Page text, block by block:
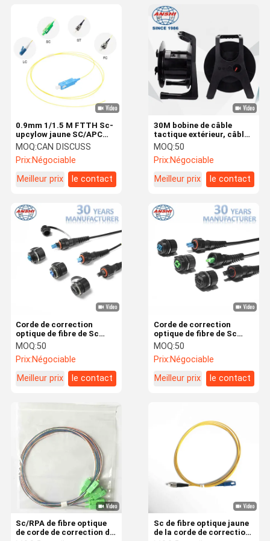
Accueil Produits
Nous
30M bobine de câble
tactique extérieur, câble
Ethernet UTP/FTP scellé
CMP et câble de patch de
fibre blindé FC, Cat5e
Cat6 Cat7, bobine de
câble en plastique pour le
câblage réseau
MOQ:50
Prix:Négociable
Meilleur prix
le contact
0.9mm 1/1.5 M FTTH Sc-
upcylow jaune SC/APC
Sinle Core Sm G.652d
Core Sc Fibre Patch
Pigtail
MOQ:CAN DISCUSS
Prix:Négociable
Meilleur prix
le contact
Corde de correction
optique de fibre de Sc
Mpo Ip67 Ftta d'Odva LC
MOQ:50
Prix:Négociable
Meilleur prix
le contact
Corde de correction
optique de fibre de Sc
MPO IP67 FTTA d'ODVA
LC
MOQ:50
Prix:Négociable
Meilleur prix
le contact
Sc de fibre optique jaune
de la corde de correction
Sc/RPA de fibre optique
de corde de correction de